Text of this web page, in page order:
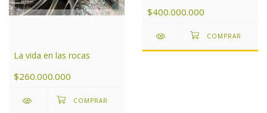
La vida en las rocas
$260.000.000
$400.000.000